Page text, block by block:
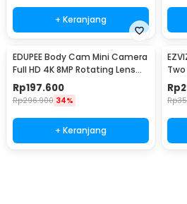
+ Keranjang
EDUPEE Body Cam Mini Camera
Full HD 4K 8MP Rotating Lens
600mAh without WiFi - ZC-M11
Rp197.600
Rp296.900 34%
+ Keranjang
Rp
Rp